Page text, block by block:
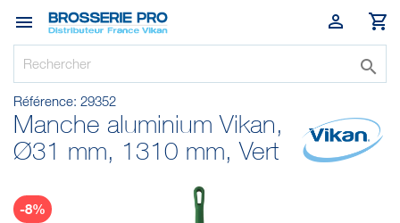
 


Référence: 29352
Manche aluminium Vikan,
Ø31 mm, 1310 mm, Vert
-8%